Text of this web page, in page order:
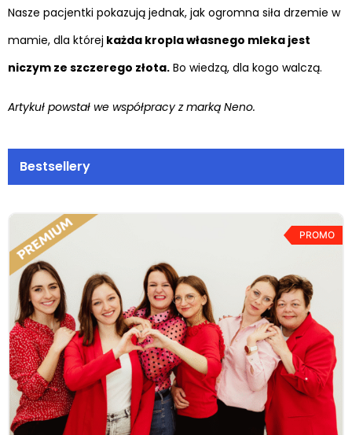
Bestsellery
PROMO
Nasze pacjentki pokazują jednak, jak ogromna siła drzemie w
mamie, dla której każda kropla własnego mleka jest
niczym ze szczerego złota. Bo wiedzą, dla kogo walczą.
Artykuł powstał we współpracy z marką Neno.